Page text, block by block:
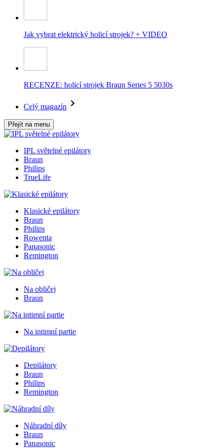
Jak vybrat elektrický holicí strojek? + VIDEO
RECENZE: holicí strojek Braun Series 5 5030s
Celý magazín
Přejít na menu
IPL světelné epilátory
Braun
Philips
TrueLife
Klasické epilátory
Braun
Philips
Rowenta
Panasonic
Remington
Na obličej
Braun
Na intimní partie
Depilátory
Braun
Philips
Remington
Náhradní díly
Braun
Panasonic